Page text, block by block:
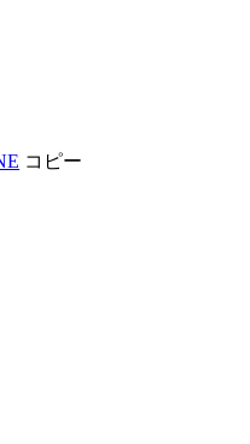
コピー